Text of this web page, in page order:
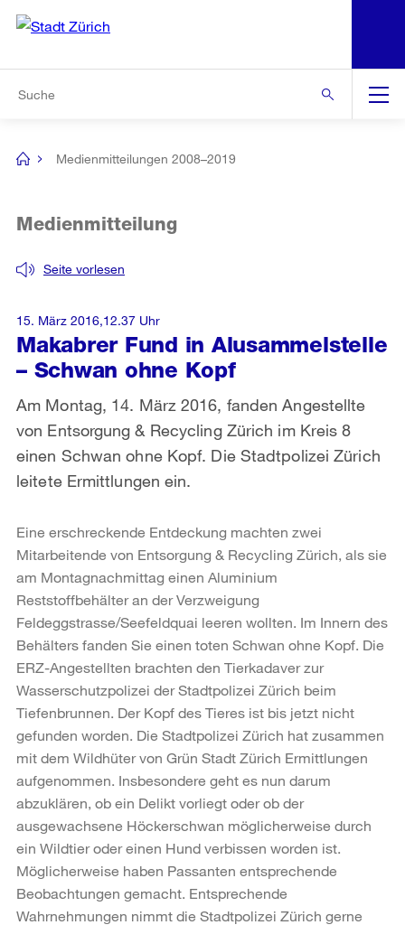
Navigation
[no
Medienmitteilungen 2008–2019
Makabrer Fund in Alusammelstelle
– Schwan ohne Kopf
Seite vorlesen
Medienmitteilung
Am Montag, 14. März 2016, fanden Angestellte
von Entsorgung & Recycling Zürich im Kreis 8
einen Schwan ohne Kopf. Die Stadtpolizei Zürich
leitete Ermittlungen ein.
15. März 2016,12.37 Uhr
Eine erschreckende Entdeckung machten zwei
Mitarbeitende von Entsorgung & Recycling Zürich, als sie
am Montagnachmittag einen Aluminium
Reststoffbehälter an der Verzweigung
Feldeggstrasse/Seefeldquai leeren wollten. Im Innern des
Behälters fanden Sie einen toten Schwan ohne Kopf. Die
ERZ-Angestellten brachten den Tierkadaver zur
Wasserschutzpolizei der Stadtpolizei Zürich beim
Tiefenbrunnen. Der Kopf des Tieres ist bis jetzt nicht
gefunden worden. Die Stadtpolizei Zürich hat zusammen
mit dem Wildhüter von Grün Stadt Zürich Ermittlungen
aufgenommen. Insbesondere geht es nun darum
abzuklären, ob ein Delikt vorliegt oder ob der
ausgewachsene Höckerschwan möglicherweise durch
ein Wildtier oder einen Hund verbissen worden ist.
Möglicherweise haben Passanten entsprechende
Beobachtungen gemacht. Entsprechende
Wahrnehmungen nimmt die Stadtpolizei Zürich gerne